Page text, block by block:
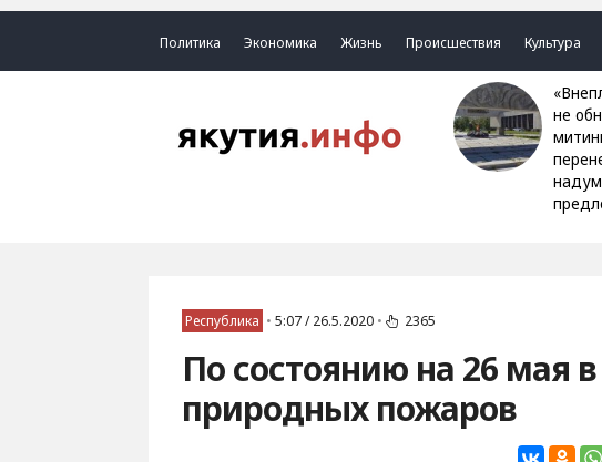
Политика Экономика Жизнь Происшествия Культура
«Внеплановых работ»
не
Республика • 5:07 / 26.5.2020 • 2365
По состоянию на 26 мая
природных пожаров